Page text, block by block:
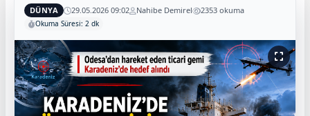
DÜNYA 29.05.2026 09:02 Nahibe Demirel 2353 okuma
Okuma Süresi: 2 dk